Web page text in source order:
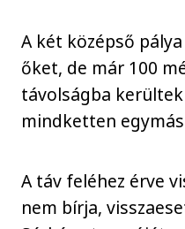
A két középső
őket, de már 100
távolságba
mindketten
A táv feléhez érve
nem bírja,